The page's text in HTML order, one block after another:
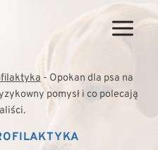
- Opokan dla psa na
pomysł i co polecają